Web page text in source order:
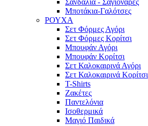
Σανδάλια - Σαγιονάρες
Μποτάκια-Γαλότσες
ΡΟΥΧΑ
Σετ Φόρμες Αγόρι
Σετ Φόρμες Κορίτσι
Μπουφάν Αγόρι
Μπουφάν Κορίτσι
Σετ Καλοκαιρινά Αγόρι
Σετ Καλοκαιρινά Κορίτσι
T-Shirts
Ζακέτες
Παντελόνια
Ισοθερμικά
Μαγιό Παιδικά